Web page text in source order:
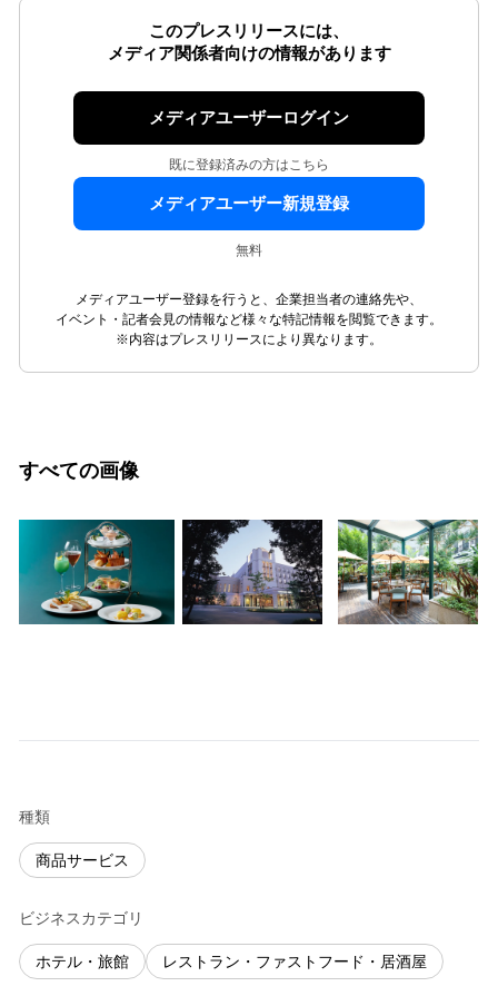
このプレスリリースには、
メディア関係者向けの情報があります
メディアユーザーログイン
既に登録済みの方はこちら
メディアユーザー新規登録
無料
メディアユーザー登録を行うと、企業担当者の連絡先や、
イベント・記者会見の情報など様々な特記情報を閲覧できます。
※内容はプレスリリースにより異なります。
すべての画像
種類
商品サービス
ビジネスカテゴリ
ホテル・旅館 レストラン・ファストフード・居酒屋